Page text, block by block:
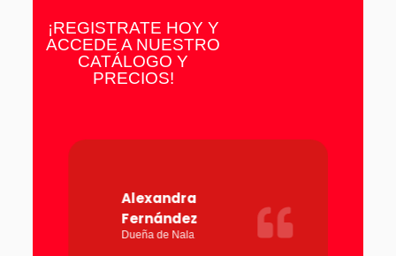
¡REGISTRATE HOY Y
ACCEDE A NUESTRO
CATÁLOGO Y
PRECIOS!
Alexandra
Fernández
Dueña de Nala